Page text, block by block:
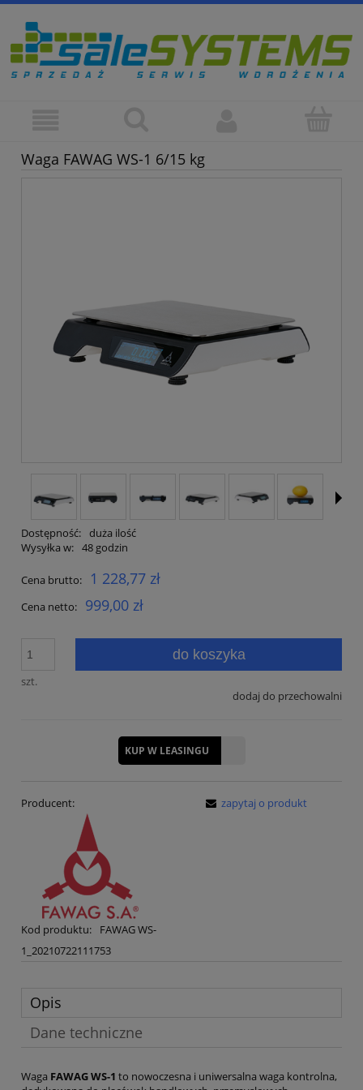
Waga FAWAG WS-1 6/15 kg
Dostępność: duża ilość
Wysyłka w: 48 godzin
Cena brutto: 1 228,77 zł
Cena netto: 999,00 zł
szt.
do koszyka
dodaj do przechowalni
KUP W LEASINGU
Producent:
Kod produktu:
FAWAG WS-
1_20210722111753
zapytaj o produkt
Opis
Dane techniczne
Waga FAWAG WS-1 to nowoczesna i uniwersalna waga kontrolna,